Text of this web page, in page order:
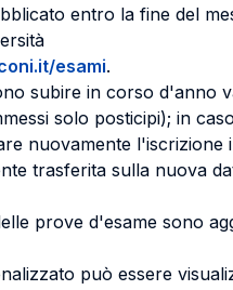
entro la fine del
esami.
subire in corso d'anno
solo posticipi); in
nuovamente l'iscrizione
trasferita sulla nuova
prove d'esame sono
può essere